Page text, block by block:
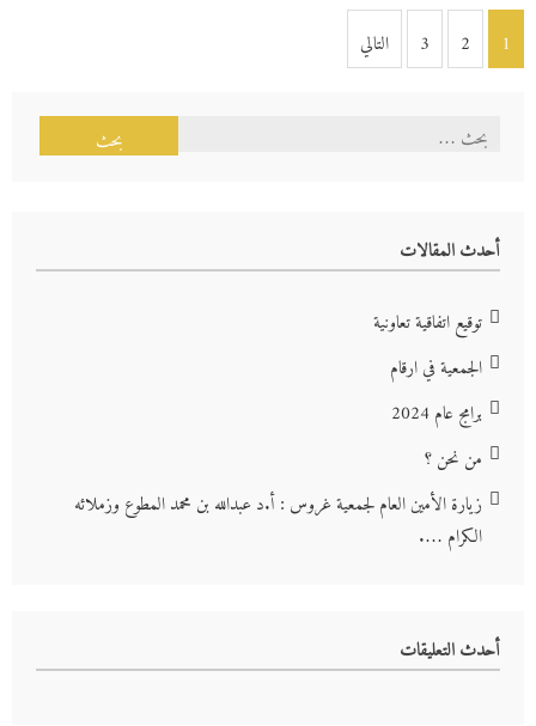
تصفّح
المقالات1
2
3 التالي
البحث
عن:
أحدث المقالات
توقيع اتفاقية تعاونية
الجمعية في ارقام
برامج عام 2024
من نحن ؟
زيارة الأمين العام لجمعية غروس : أ.د عبدالله بن محمد المطوع وزملائه
الكرام ….
أحدث التعليقات